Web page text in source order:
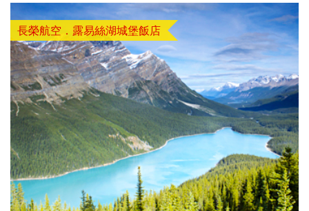
長榮航空．露易絲湖城堡飯店